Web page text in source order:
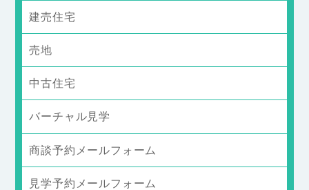
建売住宅
売地
中古住宅
バーチャル見学
商談予約メールフォーム
見学予約メールフォーム